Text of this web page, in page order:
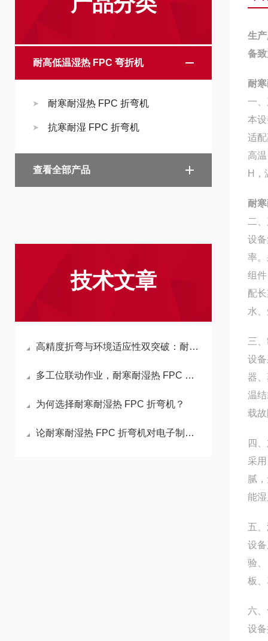
耐高低温湿热 FPC 弯折机
耐寒耐湿热 FPC 折弯机
抗寒耐湿 FPC 折弯机
查看全部产品
技术文章
高精度折弯与环境适应性双突破：耐寒耐湿热 FPC 折弯机的多物理场耦合优化
多工位联动作业，耐寒耐湿热 FPC 折弯机老旧设备如何跟上节奏？
为何选择耐寒耐湿热 FPC 折弯机？
论耐寒耐湿热 FPC 折弯机对电子制造的重要性
生
备
耐
一
本
适
高
H，
耐
二
设
率
组
配
水
三
设
器
温
载
四
采
腻
能
五
设
验
板
六
设